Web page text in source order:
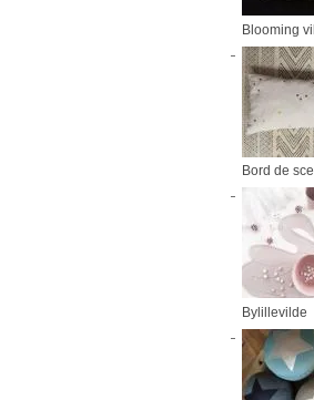
Bord de
Bylillevilde